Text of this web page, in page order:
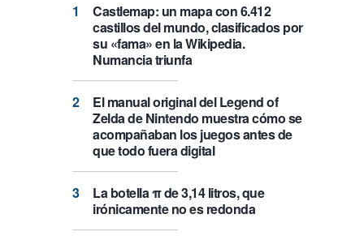
Castlemap: un mapa con 6.412
castillos del mundo, clasificados por
su «fama» en la Wikipedia.
Numancia triunfa
El manual original del Legend of
Zelda de Nintendo muestra cómo se
acompañaban los juegos antes de
que todo fuera digital
La botella π de 3,14 litros, que
irónicamente no es redonda